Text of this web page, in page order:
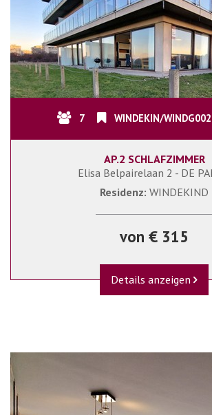
7 WINDEKIN/
AP.2 SCHLAFZIMMER
Elisa Belpairelaan 2 - DE
Residenz: WINDEKIND
von € 315
Details anzeigen